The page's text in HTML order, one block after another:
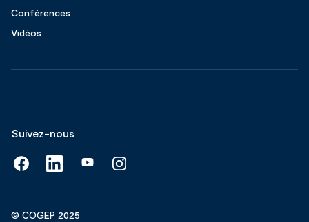
Conférences
Vidéos
Suivez-nous
© COGEP 2025